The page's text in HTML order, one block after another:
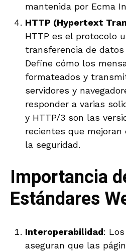
mantenida por Ecma
HTTP (Hypertext
HTTP es el protocolo
transferencia de
Define cómo los
formateados y
servidores y
responder a varias
y HTTP/3 son las
recientes que
la seguridad.
Importancia
Estándares
Interoperabilidad:
aseguran que las